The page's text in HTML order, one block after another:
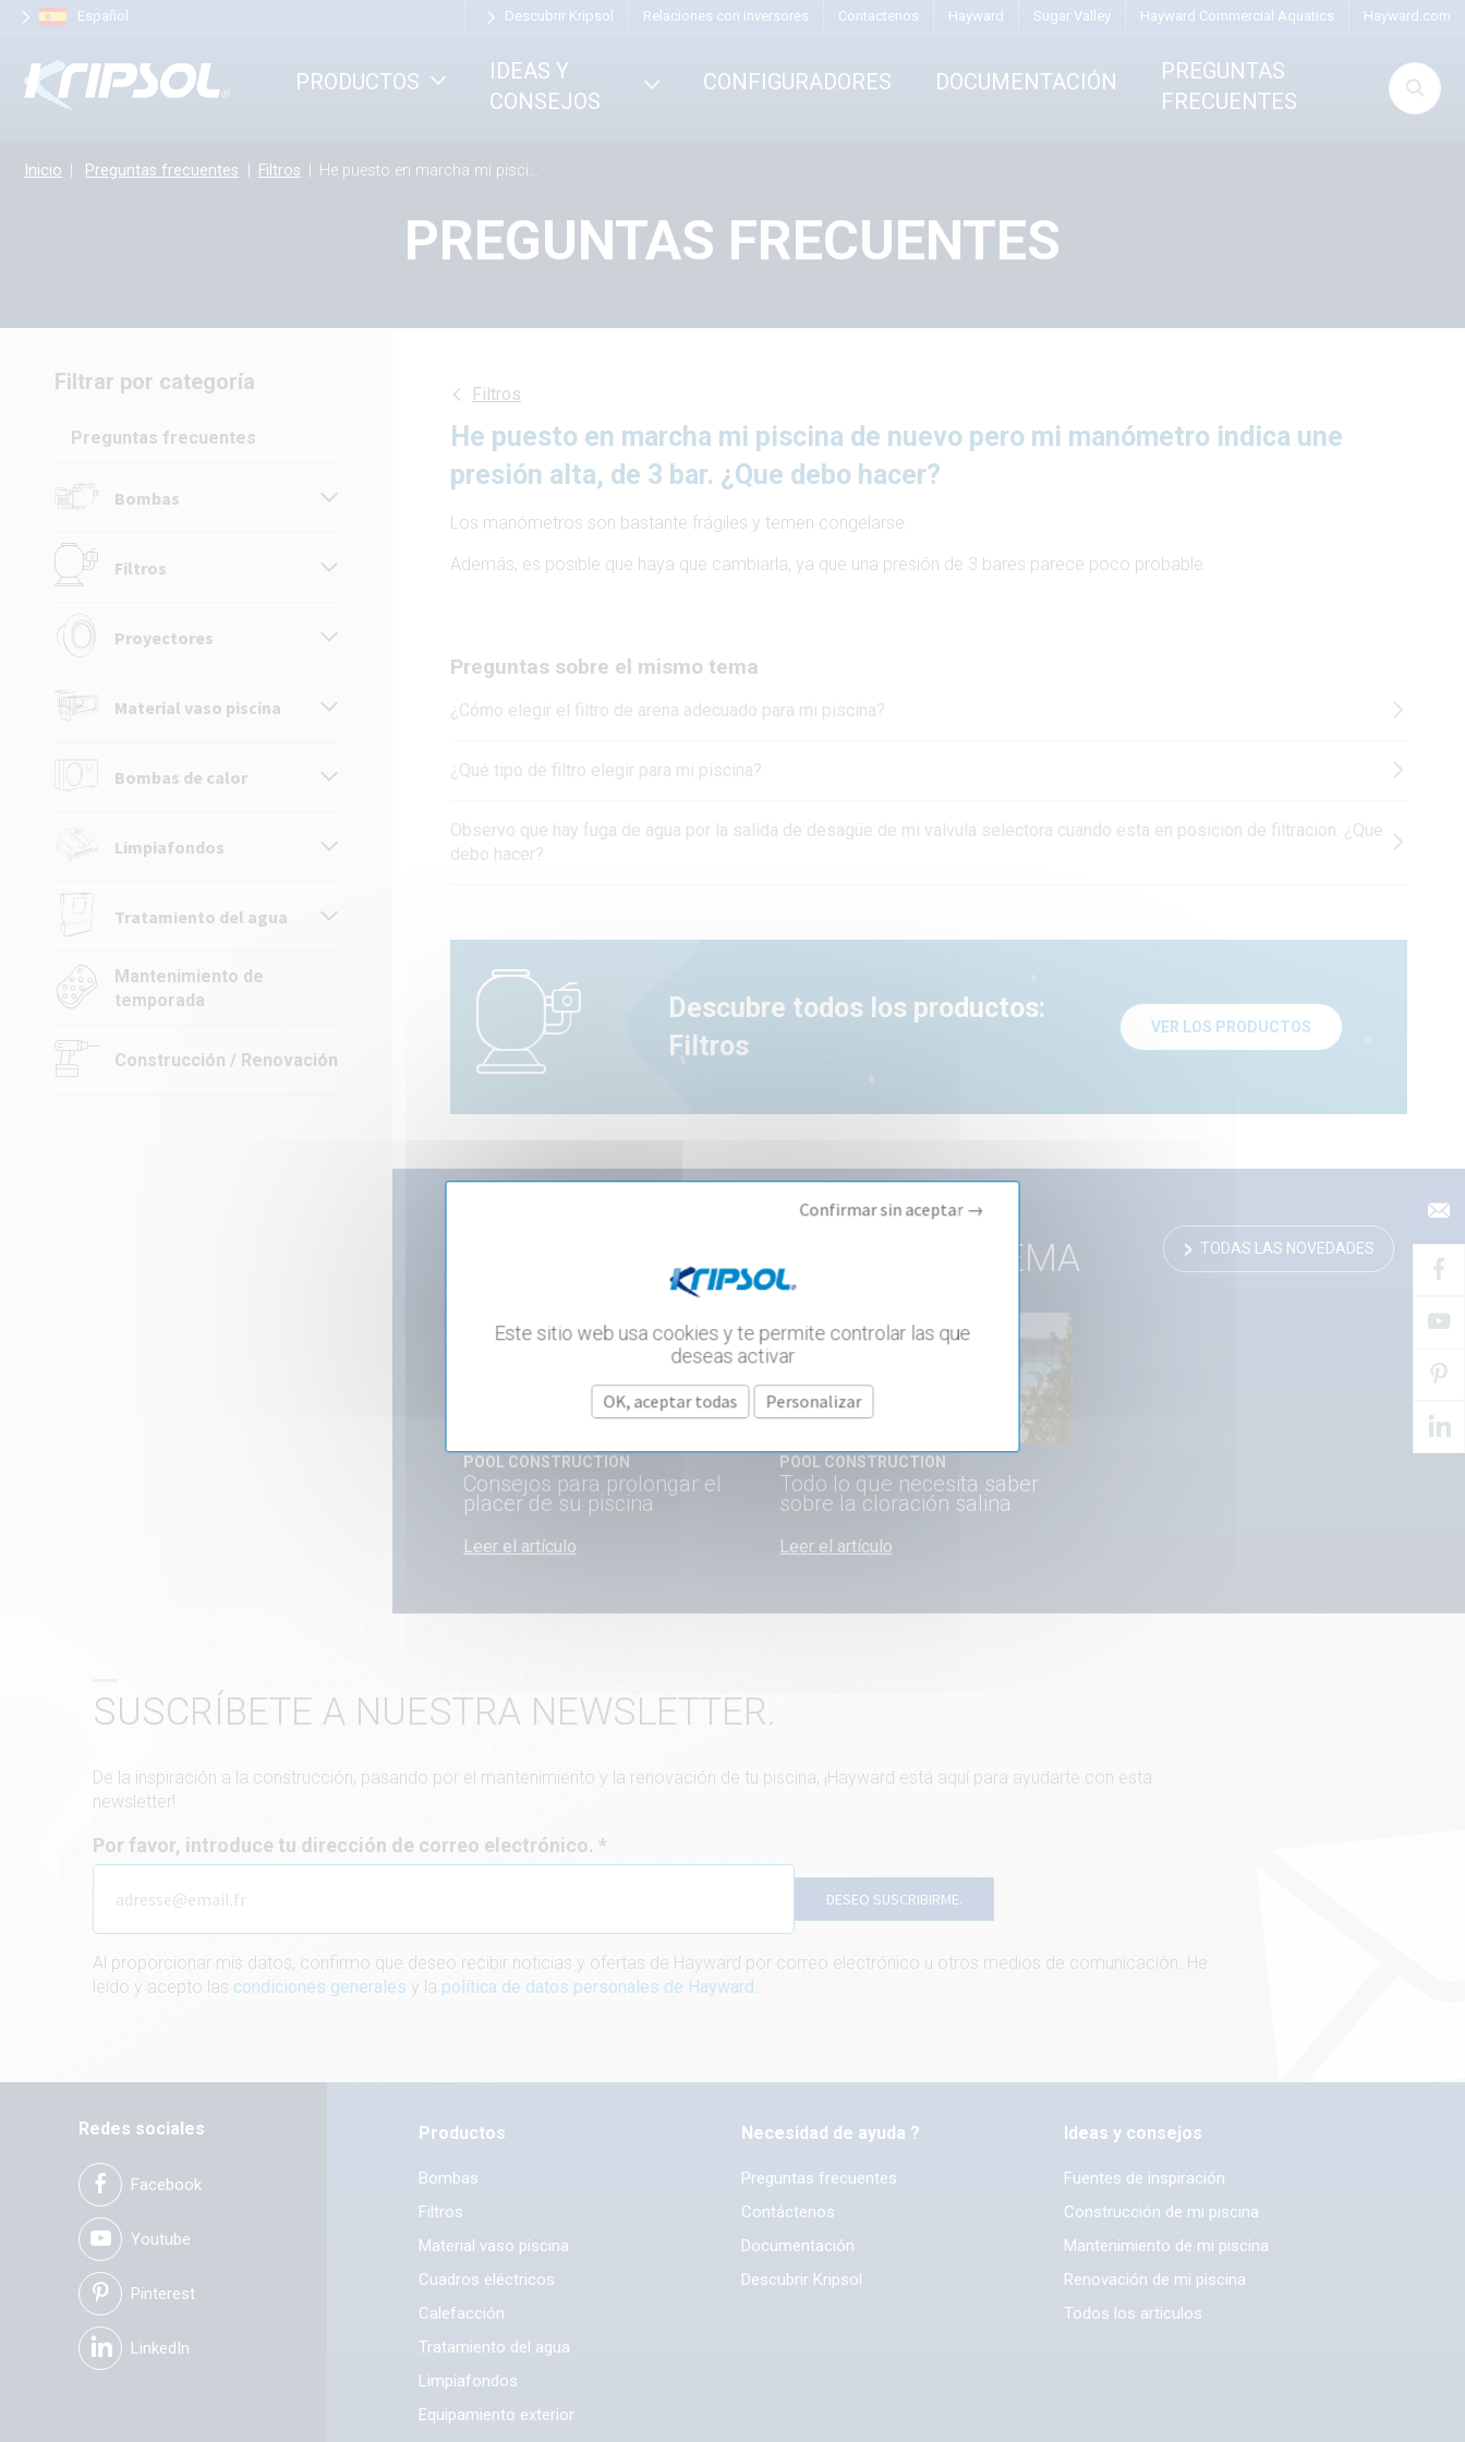
Español Descubrir Kripsol Relaciones con inversores Contactenos Hayward Sugar Valley Hayward Commercial Aquatics Hayward.com
PRODUCTOS
IDEAS Y
CONSEJOS
CONFIGURADORES DOCUMENTACIÓN
PREGUNTAS
FRECUENTES
Inicio Preguntas frecuentes Filtros He puesto en marcha mi piscina de nuevo pero mi manómetro indica une presión alta, de 3 bar. ¿Que debo hacer?
PREGUNTAS FRECUENTES
Filtrar por categoría
Preguntas frecuentes
Bombas
Filtros
Proyectores
Material vaso piscina
Bombas de calor
Limpiafondos
Tratamiento del agua
Mantenimiento de
temporada
Construcción / Renovación
Filtros
He puesto en marcha mi piscina de nuevo pero mi manómetro indica une
presión alta, de 3 bar. ¿Que debo hacer?
Los manómetros son bastante frágiles y temen congelarse.
Además, es posible que haya que cambiarla, ya que una presión de 3 bares parece poco probable.
Preguntas sobre el mismo tema
¿Cómo elegir el filtro de arena adecuado para mi piscina?
¿Qué tipo de filtro elegir para mi piscina?
Observo que hay fuga de agua por la salida de desagüe de mi valvula selectora cuando esta en posicion de filtracion. ¿Que
debo hacer?
Descubre todos los productos:
Filtros
VER LOS PRODUCTOS
ARTÍCULOS SOBRE EL MISMO TEMA TODAS LAS NOVEDADES
POOL CONSTRUCTION
Consejos para prolongar el
placer de su piscina
Leer el artículo
POOL CONSTRUCTION
Todo lo que necesita saber
sobre la cloración salina
Leer el artículo
SUSCRÍBETE A NUESTRA NEWSLETTER.
De la inspiración a la construcción; pasando por el mantenimiento y la renovación de tu piscina, ¡Hayward está aquí para ayudarte con esta
newsletter!
Por favor, introduce tu dirección de correo electrónico.
DESEO SUSCRIBIRME.
Al proporcionar mis datos, confirmo que deseo recibir noticias y ofertas de Hayward por correo electrónico u otros medios de comunicación. He
leído y acepto las condiciones generales y la política de datos personales de Hayward
Redes sociales
Facebook
Youtube
Pinterest
LinkedIn
Productos
Bombas
Filtros
Material vaso piscina
Cuadros eléctricos
Calefacción
Tratamiento del agua
Limpiafondos
Equipamiento exterior
Necesidad de ayuda ?
Preguntas frecuentes
Contáctenos
Documentación
Descubrir Kripsol
Ideas y consejos
Fuentes de inspiración
Construcción de mi piscina
Mantenimiento de mi piscina
Renovación de mi piscina
Todos los articulos
Panel de gestión de cookies
Este sitio web usa cookies y te permite controlar las que
deseas activar
OK, aceptar todas
Confirmar sin aceptar →
Personalizar